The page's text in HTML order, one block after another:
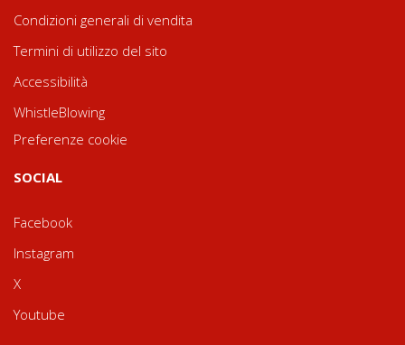
Condizioni generali di vendita
Termini di utilizzo del sito
Accessibilità
WhistleBlowing
Preferenze cookie
SOCIAL
Facebook
Instagram
X
Youtube